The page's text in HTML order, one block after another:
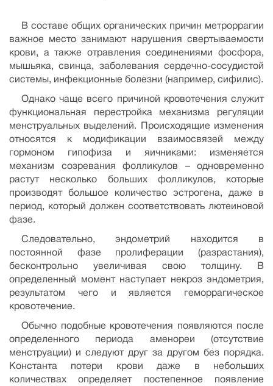
В составе общих органических причин метроррагии
важное место занимают нарушения свертываемости
крови, а также отравления соединениями фосфора,
мышьяка, свинца, заболевания сердечно-сосудистой
системы, инфекционные болезни (например, сифилис).
Однако чаще всего причиной кровотечения служит
функциональная перестройка механизма регуляции
менструальных выделений. Происходящие изменения
относятся к модификации взаимосвязей между
гормоном гипофиза и яичниками: изменяется
механизм созревания фолликулов – одновременно
растут несколько больших фолликулов, которые
производят большое количество эстрогена, даже в
период, который должен соответствовать лютеиновой
фазе.
Следовательно, эндометрий находится в
постоянной фазе пролиферации (разрастания),
бесконтрольно увеличивая свою толщину. В
определенный момент наступает некроз эндометрия,
результатом чего и является геморрагическое
кровотечение.
Обычно подобные кровотечения появляются после
определенного периода аменореи (отсутствие
менструации) и следуют друг за другом без порядка.
Константа потери крови даже в небольших
количествах определяет постепенное появление